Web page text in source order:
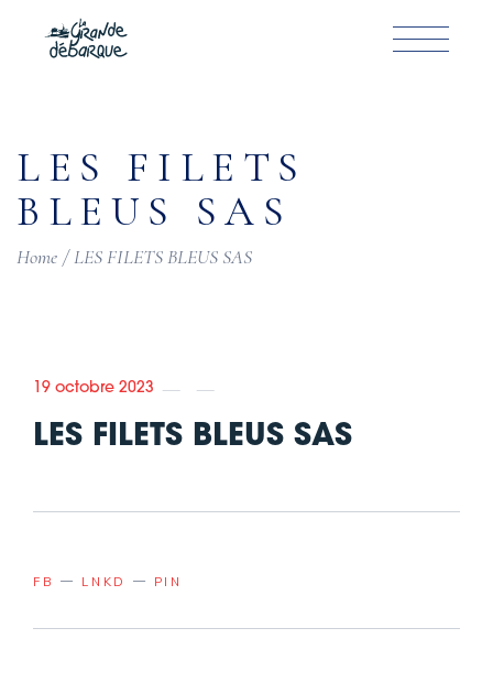
content
LES FILETS
BLEUS SAS
Home LES FILETS BLEUS SAS
19 octobre 2023
LES FILETS BLEUS SAS
FB LNKD PIN